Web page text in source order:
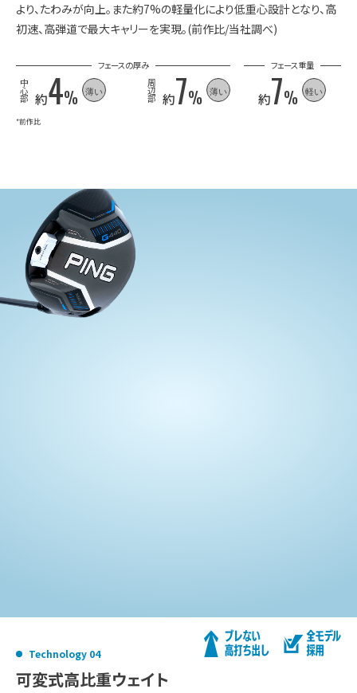
より、たわみが向上。また約7%の軽量化により低重心設計となり、高
初速、高弾道で最大キャリーを実現。(前作比/当社調べ)
フェースの厚み
中
心
部 約4% 薄い
周
辺
部 約7% 薄い
フェース重量
約7% 軽い
*前作比
Technology 04
可変式高比重ウェイト